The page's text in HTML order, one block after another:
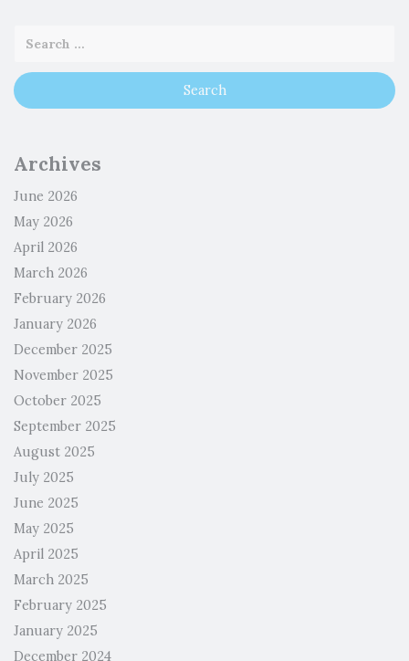
Archives
June 2026
May 2026
April 2026
March 2026
February 2026
January 2026
December 2025
November 2025
October 2025
September 2025
August 2025
July 2025
June 2025
May 2025
April 2025
March 2025
February 2025
January 2025
December 2024